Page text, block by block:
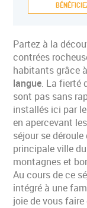
Partez à la
contrées
habitants grâce
langue. La fierté
sont pas sans
installés ici par
en apercevant
séjour se
principale ville
montagnes et
Au cours de ce
intégré à une
joie de vous